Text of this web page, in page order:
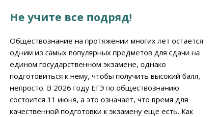
Не учите все подряд!
Обществознание на протяжении многих лет остается
одним из самых популярных предметов для сдачи на
едином государственном экзамене, однако
подготовиться к нему, чтобы получить высокий балл,
непросто. В 2026 году ЕГЭ по обществознанию
состоится 11 июня, а это означает, что время для
качественной подготовки к экзамену еще есть. Как